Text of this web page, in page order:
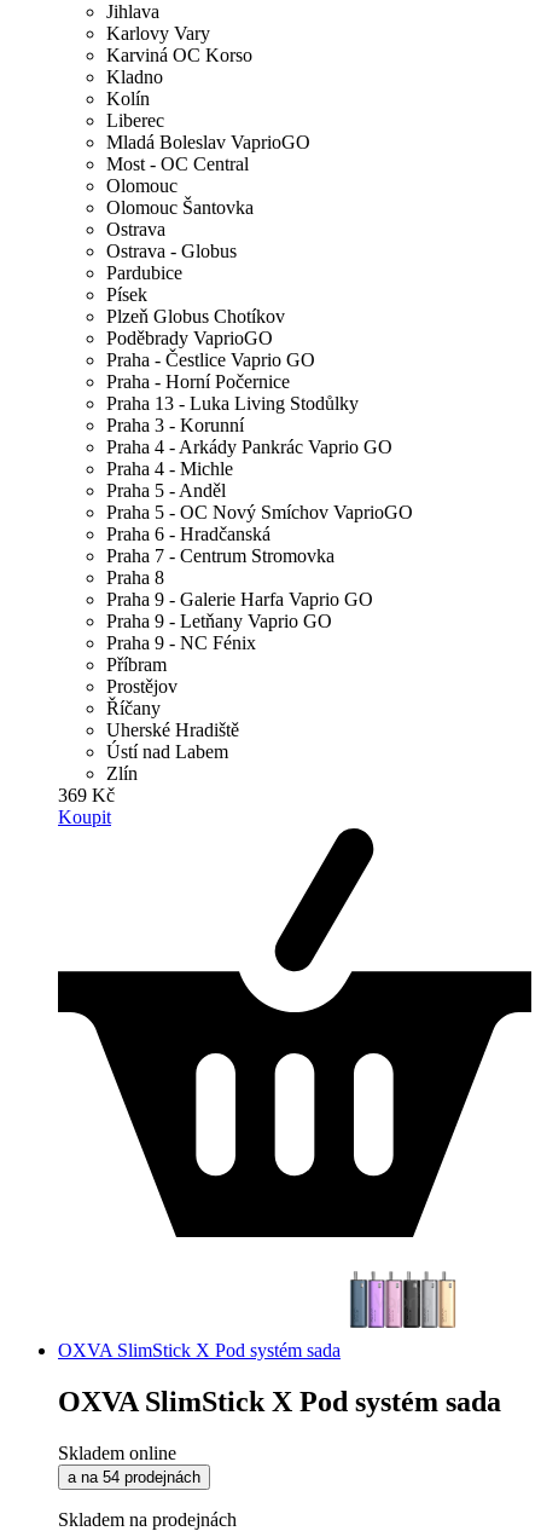
Jihlava
Karlovy Vary
Karviná OC Korso
Kladno
Kolín
Liberec
Mladá Boleslav VaprioGO
Most - OC Central
Olomouc
Olomouc Šantovka
Ostrava
Ostrava - Globus
Pardubice
Písek
Plzeň Globus Chotíkov
Poděbrady VaprioGO
Praha - Čestlice Vaprio GO
Praha - Horní Počernice
Praha 13 - Luka Living Stodůlky
Praha 3 - Korunní
Praha 4 - Arkády Pankrác Vaprio GO
Praha 4 - Michle
Praha 5 - Anděl
Praha 5 - OC Nový Smíchov VaprioGO
Praha 6 - Hradčanská
Praha 7 - Centrum Stromovka
Praha 8
Praha 9 - Galerie Harfa Vaprio GO
Praha 9 - Letňany Vaprio GO
Praha 9 - NC Fénix
Příbram
Prostějov
Říčany
Uherské Hradiště
Ústí nad Labem
Zlín
369 Kč
Koupit
OXVA SlimStick X Pod systém sada
OXVA SlimStick X Pod systém sada
Skladem online
a na 54 prodejnách
Skladem na prodejnách